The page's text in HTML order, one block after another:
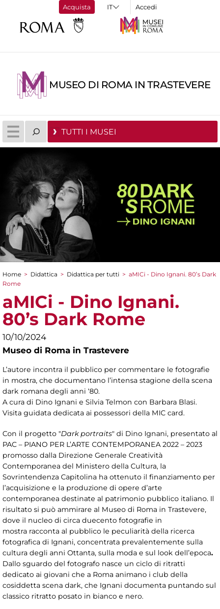
Acquista Accedi
MUSEO DI ROMA IN TRASTEVERE
TUTTI I MUSEI
Tu sei qui
Home > Didattica > Didattica per tutti > aMICi - Dino Ignani. 80’s Dark
Rome
aMICi - Dino Ignani.
80’s Dark Rome
10/10/2024
Museo di Roma in Trastevere
L’autore incontra il pubblico per commentare le fotografie
in mostra, che documentano l’intensa stagione della scena
dark romana degli anni ‘80.
A cura di Dino Ignani e Silvia Telmon con Barbara Blasi.
Visita guidata dedicata ai possessori della MIC card.
Con il progetto "Dark portraits" di Dino Ignani, presentato al
PAC – PIANO PER L’ARTE CONTEMPORANEA 2022 – 2023
promosso dalla Direzione Generale Creatività
Contemporanea del Ministero della Cultura, la
Sovrintendenza Capitolina ha ottenuto il finanziamento per
l’acquisizione e la produzione di opere d’arte
contemporanea destinate al patrimonio pubblico italiano. Il
risultato si può ammirare al Museo di Roma in Trastevere,
dove il nucleo di circa duecento fotografie in
mostra racconta al pubblico le peculiarità della ricerca
fotografica di Ignani, concentrata prevalentemente sulla
cultura degli anni Ottanta, sulla moda e sul look dell’epoca.
Dallo sguardo del fotografo nasce un ciclo di ritratti
dedicato ai giovani che a Roma animano i club della
cosiddetta scena dark, che Ignani documenta puntando sul
classico ritratto posato in bianco e nero.